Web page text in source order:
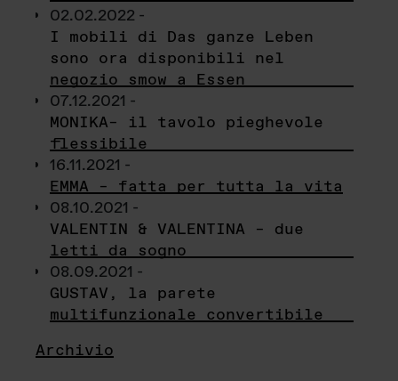
02.02.2022 -
I mobili di Das ganze Leben
sono ora disponibili nel
negozio smow a Essen
07.12.2021 -
MONIKA– il tavolo pieghevole
flessibile
16.11.2021 -
EMMA – fatta per tutta la vita
08.10.2021 -
VALENTIN & VALENTINA – due
letti da sogno
08.09.2021 -
GUSTAV, la parete
multifunzionale convertibile
Archivio